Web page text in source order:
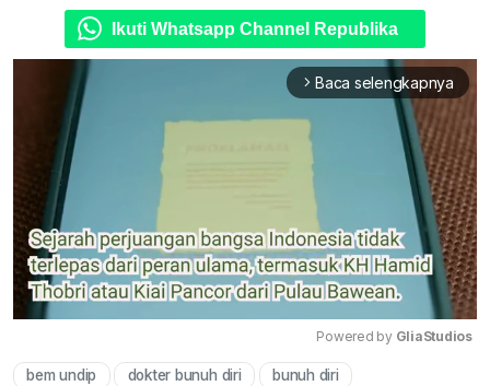
Ikuti Whatsapp Channel Republika
arrow_forward_ios Baca selengkapnya
Powered by GliaStudios
bem undip dokter bunuh diri bunuh diri